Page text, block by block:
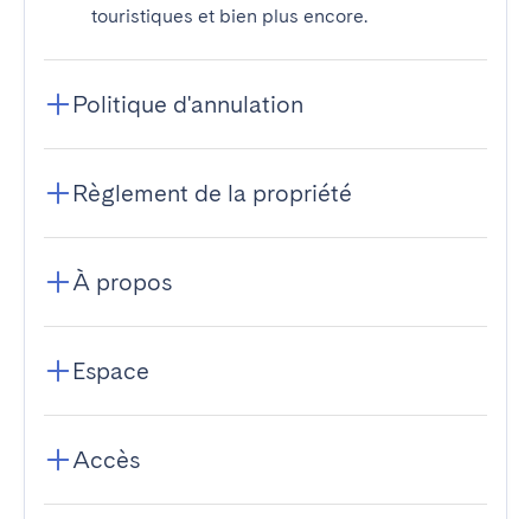
touristiques et bien plus encore.
Politique d'annulation
Règlement de la propriété
À propos
Espace
Accès